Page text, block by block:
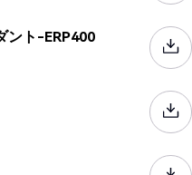
ント-ERP400